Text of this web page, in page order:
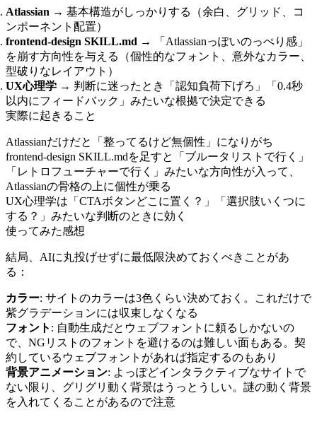
Atlassian → 基本構造がしっかりする（余白、グリッド、コ
ンポーネント配置）
frontend-design SKILL.md → 「Atlassianっぽいのっぺり感」
を崩す方向性を与える（個性的なフォント、意外なカラー、
型破りなレイアウト）
UX心理学 → 判断に迷ったとき「認知負荷下げろ」「0.4秒
以内にフィードバック」みたいな根拠で決定できる
実際に起きること
Atlassianだけだと「整ってるけど無個性」になりがち
frontend-design SKILL.mdを足すと「ブルータリストで行く」
「レトロフューチャーで行く」みたいな方向性が入って、
Atlassianの骨格の上に個性が乗る
UX心理学は「CTAボタンどこに置く？」「選択肢いくつに
する？」みたいな判断のときに効く
使ってみた感想
結局、AIに丸投げせずに最低限決めておくべきことがあ
る：
カラー: サイトのカラーは3色くらい決めておく。これだけで
紫グラデーションには収束しなくなる
フォント : 自動生成だとウェブフォントに頼るしかないの
で、NGリストのフォントを避けるのは難しい面もある。契
約しているウェブフォントがあれば指定するのもあり
背景アニメーション: よっぽどインタラクティブなサイトで
ない限り、グリグリ動く背景はうっとうしい。謎の動く背景
を入れてくることがあるので注意